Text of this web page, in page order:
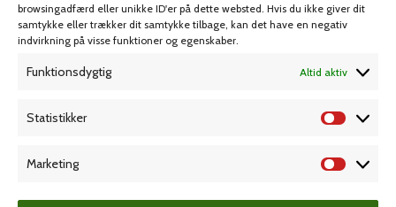
browsingadfærd eller unikke ID'er på dette websted. Hvis du ikke giver dit
samtykke eller trækker dit samtykke tilbage, kan det have en negativ
indvirkning på visse funktioner og egenskaber.
Funktionsdygtig Altid aktiv
Statistikker
Marketing
Ordrer
Adresser
Favoritliste
Privatlivspolitik
Bliv kunde
Cookie Politik (EU)